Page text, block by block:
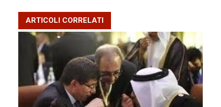
ARTICOLI CORRELATI